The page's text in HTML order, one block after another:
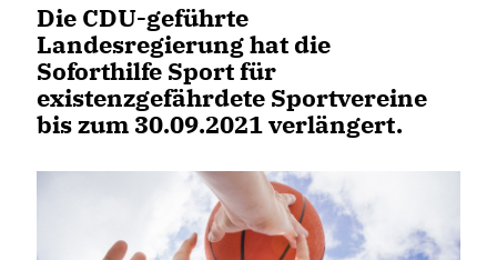
Die CDU-geführte
Landesregierung hat die
Soforthilfe Sport für
existenzgefährdete Sportvereine
bis zum 30.09.2021verlängert.